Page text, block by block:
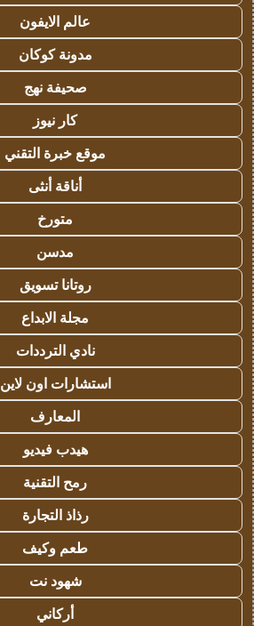
عالم الايفون
مدونة كوكان
صحيفة نهج
كار نيوز
موقع خبرة التقني
أناقة أنثى
متورخ
مدسن
روتانا تسويق
مجلة الابداع
نادي الترددات
استشارات اون لاين
المعارف
هيدب فيديو
رمح التقنية
رذاذ التجارة
طعم وكيف
شهود نت
أركاني